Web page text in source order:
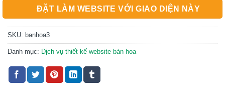
ĐẶT LÀM WEBSITE VỚI GIAO DIỆN NÀY
SKU: banhoa3
Danh mục: Dịch vụ thiết kế website bán hoa